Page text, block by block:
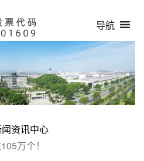
导航
资讯中心
万个！